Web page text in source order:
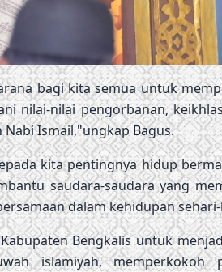
bagi kita semua untuk
nilai-nilai pengorbanan,
Ismail,"ungkap Bagus.
kita pentingnya hidup
saudara-saudara yang
dalam kehidupan
Bengkalis untuk
islamiyah, memperkokoh